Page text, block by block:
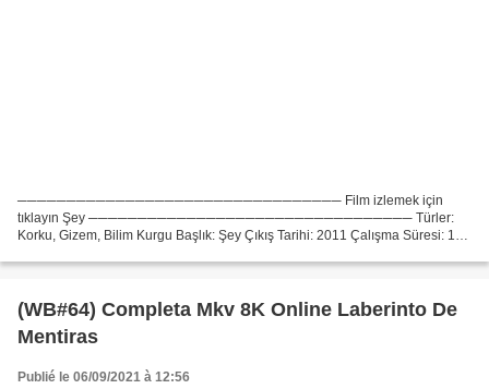
───────────────────────────────── Film izlemek için
tıklayın Şey ───────────────────────────────── Türler:
Korku, Gizem, Bilim Kurgu Başlık: Şey Çıkış Tarihi: 2011 Çalışma Süresi: 103
(WB#64) Completa Mkv 8K Online Laberinto De
Mentiras
Publié le 06/09/2021 à 12:56